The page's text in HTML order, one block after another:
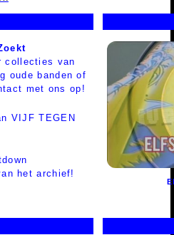
collecties van
oude banden of
met ons op!
VIJF TEGEN
het archief!